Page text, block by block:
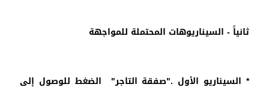
ثانياً - السيناريوهات المحتملة للمواجهة
* السيناريو الأول ."صفقة التاجر" الضغط للوصول إلى